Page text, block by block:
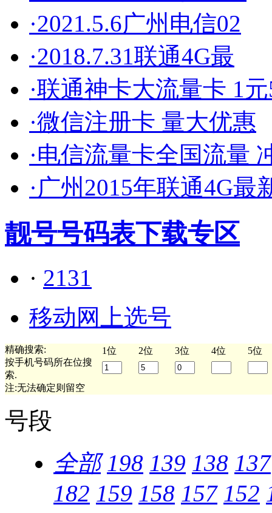
·2021.5.6广州电信02
·2018.7.31联通4G最
·联通神卡大流量卡 1
·微信注册卡 量大优惠
·电信流量卡全国流量
·广州2015年联通4G最
靓号号码表下载专区
· 2131
移动网上选号
精确搜索:
按手机号码所在位搜
索.
注:无法确定则留空
1位 2位 3位 4位 5位
号段
全部 198 139 138 137
182 159 158 157 152